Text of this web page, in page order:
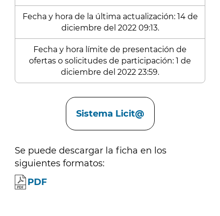
Fecha y hora de la última actualización: 14 de
diciembre del 2022 09:13.
Fecha y hora límite de presentación de
ofertas o solicitudes de participación: 1 de
diciembre del 2022 23:59.
Sistema Licit@
Se puede descargar la ficha en los
siguientes formatos:
PDF